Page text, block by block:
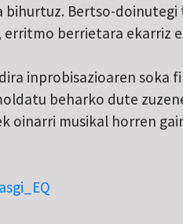
Bertso-
berrietara ekarriz
inprobisazioaren
beharko dute
oinarri musikal horren